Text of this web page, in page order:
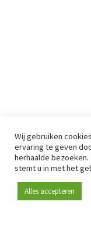
Wij gebruiken
ervaring te geven
herhaalde
stemt u in met het
Alles accepteren